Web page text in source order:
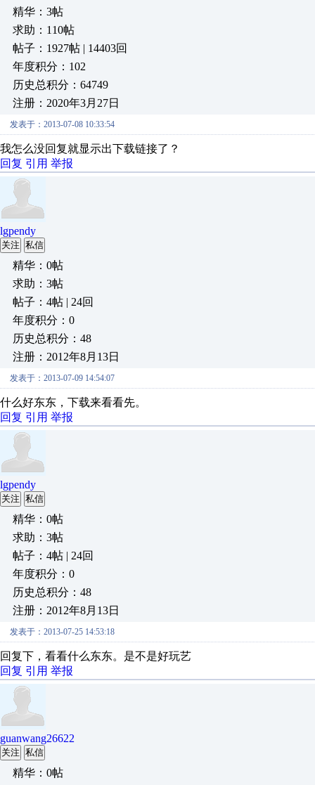
精华：3帖
求助：110帖
帖子：1927帖 | 14403回
年度积分：102
历史总积分：64749
注册：2020年3月27日
发表于：2013-07-08 10:33:54
我怎么没回复就显示出下载链接了？
回复 引用 举报
lgpendy
关注 私信
精华：0帖
求助：3帖
帖子：4帖 | 24回
年度积分：0
历史总积分：48
注册：2012年8月13日
发表于：2013-07-09 14:54:07
什么好东东，下载来看看先。
回复 引用 举报
lgpendy
关注 私信
精华：0帖
求助：3帖
帖子：4帖 | 24回
年度积分：0
历史总积分：48
注册：2012年8月13日
发表于：2013-07-25 14:53:18
回复下，看看什么东东。是不是好玩艺
回复 引用 举报
guanwang26622
关注 私信
精华：0帖